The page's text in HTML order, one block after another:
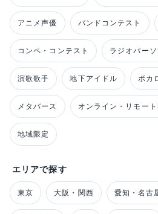
アニメ声優 バンドコンテスト
コンペ・コンテスト ラジオパー
演歌歌手 地下アイドル ボカ
メタバース オンライン・リモート
地域限定
エリアで探す
東京 大阪・関西 愛知・名古